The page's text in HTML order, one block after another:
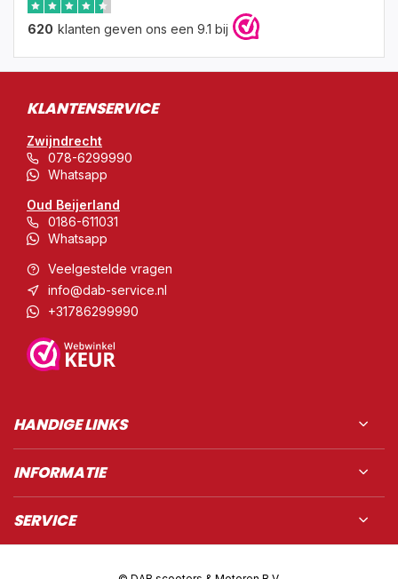
620 klanten geven ons een 9.1 bij
KLANTENSERVICE
Zwijndrecht
078-6299990
Whatsapp
Oud Beijerland
0186-611031
Whatsapp
Veelgestelde vragen
info@dab-service.nl
+31786299990
HANDIGE LINKS
INFORMATIE
SERVICE